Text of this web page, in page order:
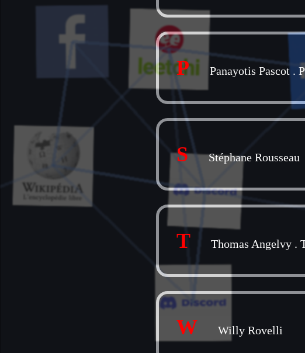
P Panayotis Pascot .
S Stéphane Rousseau
T Thomas Angelvy .
W Willy Rovelli